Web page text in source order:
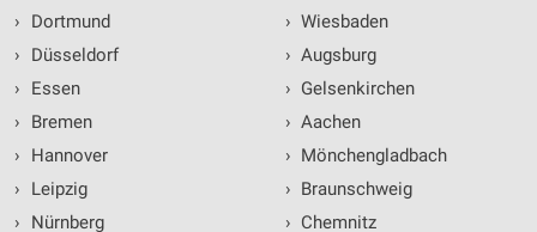
›
Dortmund
›
Düsseldorf
›
Essen
›
Bremen
›
Hannover
›
Leipzig
›
Nürnberg
› Wiesbaden
› Augsburg
› Gelsenkirchen
› Aachen
› Mönchengladbach
› Braunschweig
› Chemnitz